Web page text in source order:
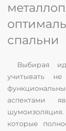
спальни
Выбирая
учитывать
аспектами
которые